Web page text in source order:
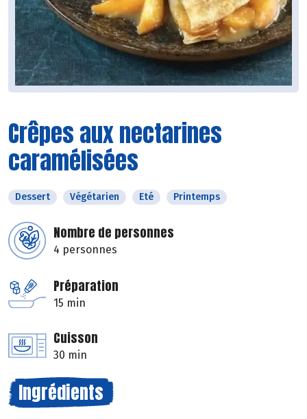
Crêpes aux nectarines
caramélisées
Dessert Végétarien Eté Printemps
Nombre de personnes
4 personnes
Préparation
15 min
Cuisson
30 min
Ingrédients